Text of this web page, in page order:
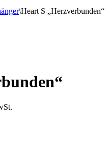
\Heart S „Herzverbunden“